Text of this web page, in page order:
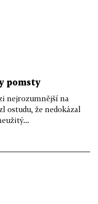
pomsty
nejrozumnější na
ostudu, že nedokázal